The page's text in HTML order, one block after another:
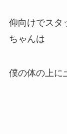
仰向けでスタ
ちゃんは
僕の体の上に